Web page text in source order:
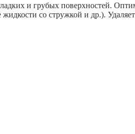
и грубых поверхностей.
со стружкой и др.).